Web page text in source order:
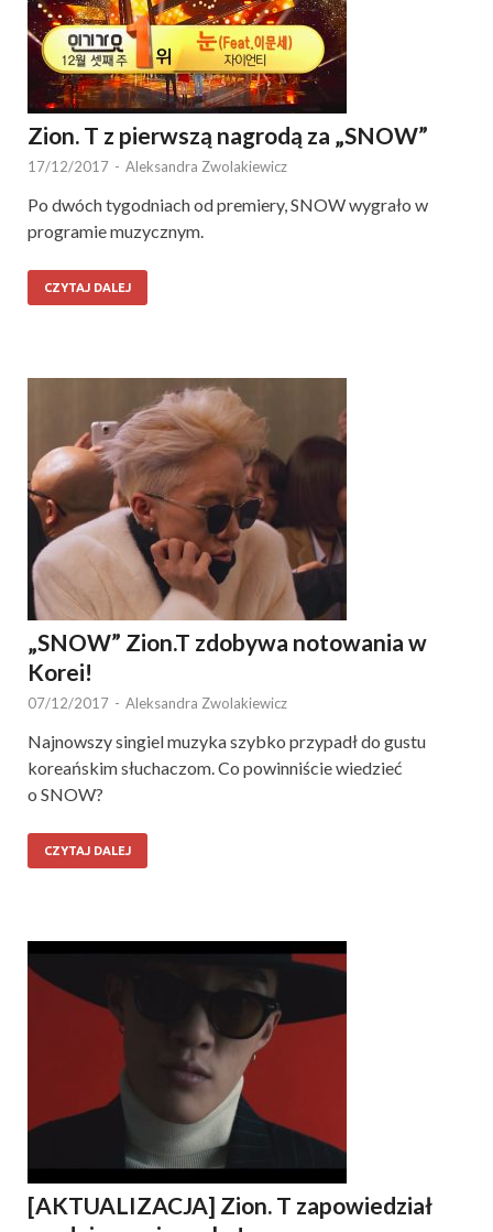
Zion. T z pierwszą nagrodą za „SNOW”
17/12/2017 - Aleksandra Zwolakiewicz
Po dwóch tygodniach od premiery, SNOW wygrało w
programie muzycznym.
CZYTAJ DALEJ
„SNOW” Zion.T zdobywa notowania w
Korei!
07/12/2017 - Aleksandra Zwolakiewicz
Najnowszy singiel muzyka szybko przypadł do gustu
koreańskim słuchaczom. Co powinniście wiedzieć
o SNOW?
CZYTAJ DALEJ
[AKTUALIZACJA] Zion. T zapowiedział